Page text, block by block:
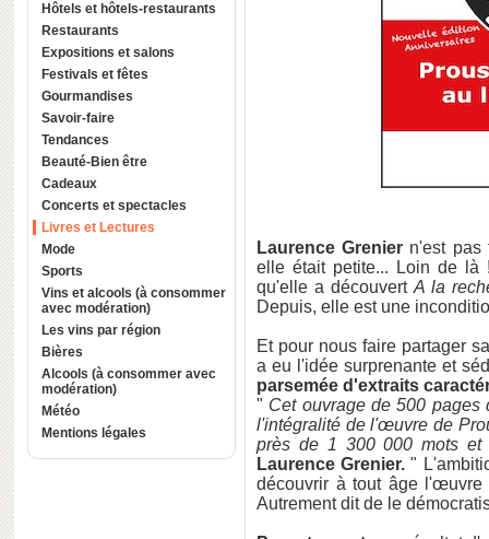
Hôtels et hôtels-restaurants
Restaurants
Expositions et salons
Festivals et fêtes
Gourmandises
Savoir-faire
Tendances
Beauté-Bien être
Cadeaux
Concerts et spectacles
Livres et Lectures
Mode
Sports
Vins et alcools (à consommer
avec modération)
Les vins par région
Bières
Alcools (à consommer avec
modération)
Météo
Mentions légales
Laurence Grenier n'est pas
elle était petite... Loin de là
qu'elle a découvert A la
Depuis, elle est une
Et pour nous faire partager
a eu l'idée surprenante et
parsemée d'extraits
" Cet ouvrage de 500 pages
l'intégralité de l'œuvre de
près de 1 300 000 mots et
Laurence Grenier. "
découvrir à tout âge
Autrement dit de le